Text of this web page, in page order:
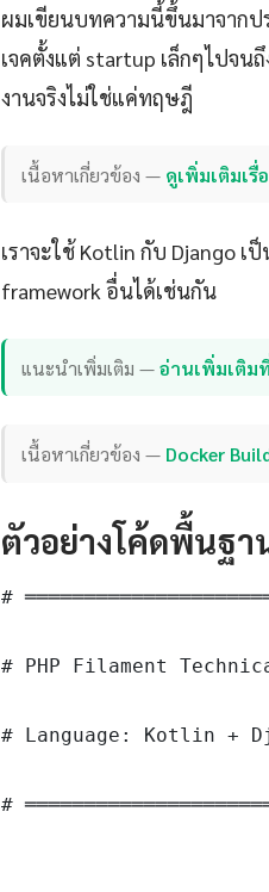
ผมเขียนบทความนี้ขึ้นมาจาก
เจคตั้งแต่ startup เล็กๆไปจ
งานจริงไม่ใช่แค่ทฤษฎี
เนื้อหาเกี่ยวข้อง — ดูเพิ่มเติมเรื่
เราจะใช้ Kotlin กับ Django
framework อื่นได้เช่นกัน
แนะนำเพิ่มเติม —อ่านเพิ่มเติม
เนื้อหาเกี่ยวข้อง — Docker
ตัวอย่างโค้ดพื้นฐา
#
# PHP Filament
# Language: Kotlin +
#